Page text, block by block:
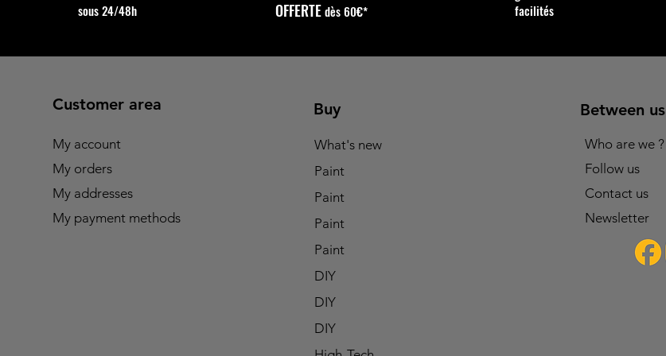
sous 24/48h
OFFERTEdès 60€*
facilités
Customer area
My account
My orders
My addresses
My payment methods
Buy
What's new
Paint
Paint
Paint
Paint
DIY
DIY
DIY
Between us
Who are we ?
Follow us
Contact us
Newsletter